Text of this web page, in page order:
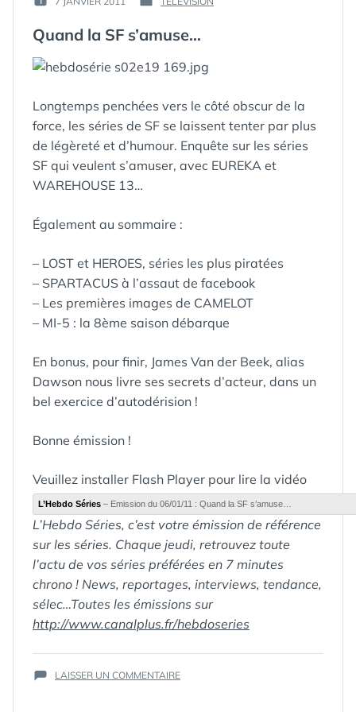
PUBLIÉ
PUBLIÉ
Quand la SF s’amuse…
Longtemps penchées vers le côté obscur de la
force, les séries de SF se laissent tenter par plus
de légèreté et d’humour. Enquête sur les séries
SF qui veulent s’amuser, avec EUREKA et
WAREHOUSE 13…
Également au sommaire :
– LOST et HEROES, séries les plus piratées
– SPARTACUS à l’assaut de facebook
– Les premières images de CAMELOT
– MI-5 : la 8ème saison débarque
En bonus, pour finir, James Van der Beek, alias
Dawson nous livre ses secrets d’acteur, dans un
bel exercice d’autodérision !
Bonne émission !
Veuillez installer Flash Player pour lire la vidéo
L’Hebdo Séries – Emission du 06/01/11 : Quand la SF s’amuse…
L’Hebdo Séries, c’est votre émission de référence
sur les séries. Chaque jeudi, retrouvez toute
l’actu de vos séries préférées en 7 minutes
chrono ! News, reportages, interviews, tendance,
sélec…Toutes les émissions sur
http://www.canalplus.fr/hebdoseries
ÉTIQUETTES :
CANAL+,
CANALPLUS
EUREKA,
FACEBOOK,
HEBDO,
JAMES VAN
LES LAISSER UN COMMENTAIRESUR